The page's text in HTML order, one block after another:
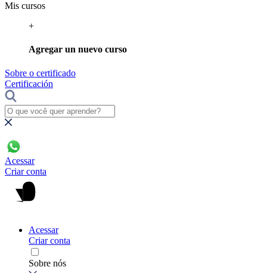
Mis cursos
+
Agregar un nuevo curso
Sobre o certificado
Certificación
Acessar
Criar conta
Acessar
Criar conta
Sobre nós